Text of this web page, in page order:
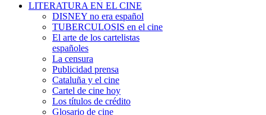
LITERATURA EN EL CINE
DISNEY no era español
TUBERCULOSIS en el cine
El arte de los cartelistas
españoles
La censura
Publicidad prensa
Cataluña y el cine
Cartel de cine hoy
Los títulos de crédito
Glosario de cine